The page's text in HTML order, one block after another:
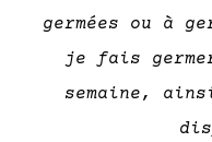
germées ou à
je fais
semaine,